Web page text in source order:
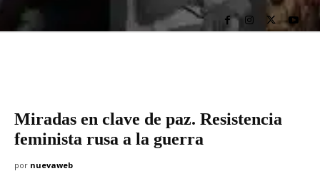
Miradas en clave de paz. Resistencia
feminista rusa a la guerra
por nuevaweb